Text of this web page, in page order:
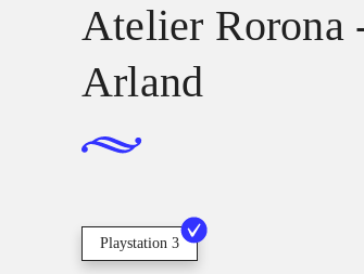
Atelier Rorona
Arland
Playstation 3